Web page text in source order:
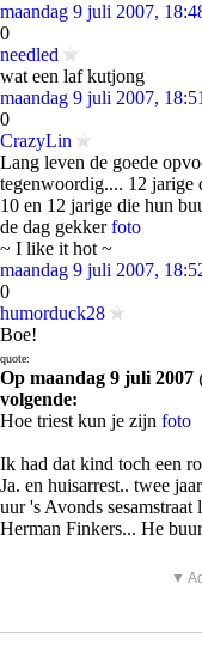
maandag 9 juli 2007,
0
needled
wat een laf kutjong
maandag 9 juli 2007,
0
CrazyLin
Lang leven de goede
tegenwoordig.... 12 jarige
10 en 12 jarige die hun
de dag gekkerfoto
~ I like it hot ~
maandag 9 juli 2007,
0
humorduck28
Boe!
quote:
Op maandag 9 juli 2007
volgende:
Hoe triest kun je zijn foto
Ik had dat kind toch een
Ja. en huisarrest.. twee
uur 's Avonds sesamstraat
Herman Finkers... He
▼